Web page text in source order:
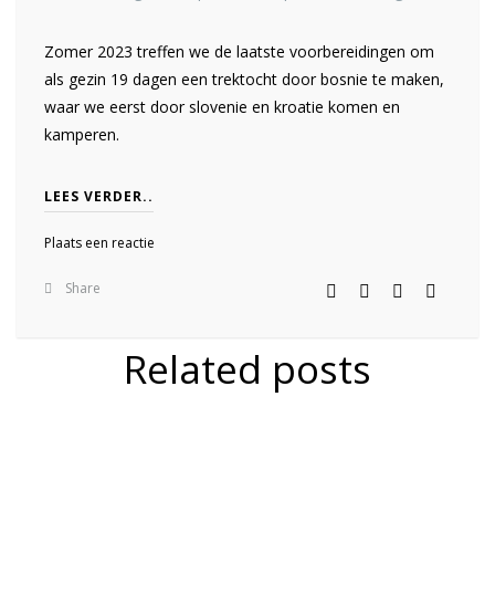
Zomer 2023 treffen we de laatste voorbereidingen om
als gezin 19 dagen een trektocht door bosnie te maken,
waar we eerst door slovenie en kroatie komen en
kamperen.
LEES VERDER..
Plaats een reactie
Share
Related posts